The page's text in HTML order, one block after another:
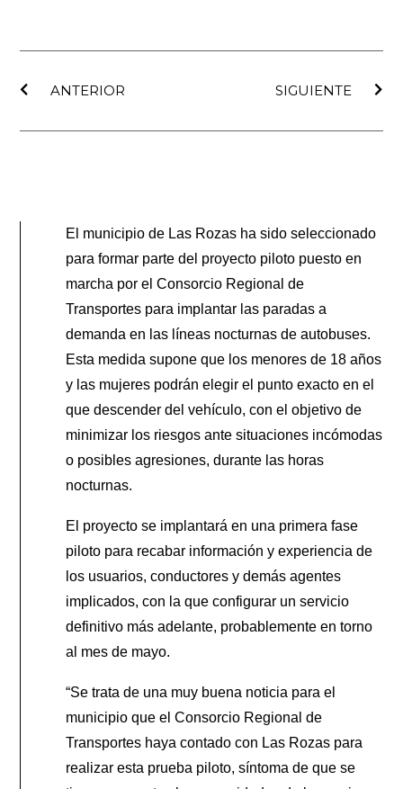
ANTERIOR
SIGUIENTE
El municipio de Las Rozas ha sido seleccionado
para formar parte del proyecto piloto puesto en
marcha por el Consorcio Regional de
Transportes para implantar las paradas a
demanda en las líneas nocturnas de autobuses.
Esta medida supone que los menores de 18 años
y las mujeres podrán elegir el punto exacto en el
que descender del vehículo, con el objetivo de
minimizar los riesgos ante situaciones incómodas
o posibles agresiones, durante las horas
nocturnas.
El proyecto se implantará en una primera fase
piloto para recabar información y experiencia de
los usuarios, conductores y demás agentes
implicados, con la que configurar un servicio
definitivo más adelante, probablemente en torno
al mes de mayo.
“Se trata de una muy buena noticia para el
municipio que el Consorcio Regional de
Transportes haya contado con Las Rozas para
realizar esta prueba piloto, síntoma de que se